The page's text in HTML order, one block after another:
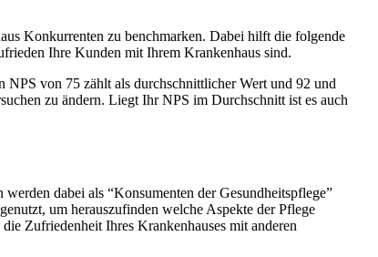
Konkurrenten zu benchmarken. Dabei hilft die folgende
Ihre Kunden mit Ihrem Krankenhaus sind.
NPS von 75 zählt als durchschnittlicher Wert und 92 und
zu ändern. Liegt Ihr NPS im Durchschnitt ist es auch
dabei als “Konsumenten der Gesundheitspflege”
um herauszufinden welche Aspekte der Pflege
Zufriedenheit Ihres Krankenhauses mit anderen